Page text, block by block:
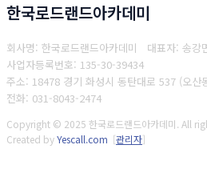
한국로드랜드아카데미
회사명: 한국로드랜드아카데미 대표자: 송강
사업자등록번호: 135-30-39434
주소: 18478 경기 화성시 동탄대로 537 (오산
전화: 031-8043-2474
Copyright © 2025 한국로드랜드아카데미. All
Created byYescall.com [관리자]